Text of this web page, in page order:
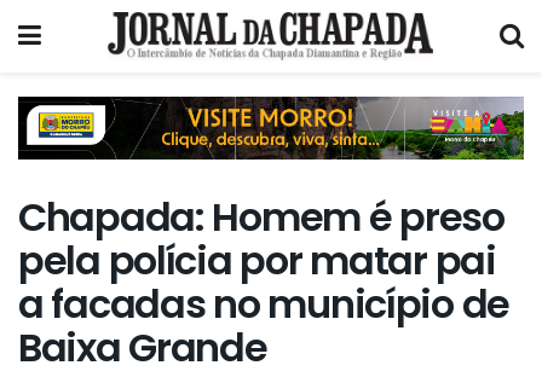
Chapada: Homem é preso
pela polícia por matar pai
a facadas no município de
Baixa Grande